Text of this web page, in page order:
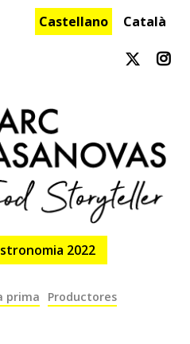
Castellano Català
2022
prima
Productores